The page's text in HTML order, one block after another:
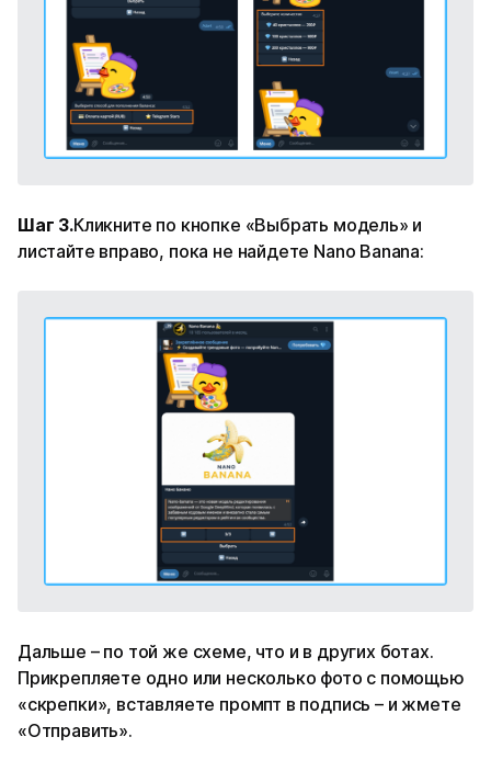
Шаг 3.Кликните по кнопке «Выбрать модель» и
листайте вправо, пока не найдете Nano Banana:
Дальше – по той же схеме, что и в других ботах.
Прикрепляете одно или несколько фото с помощью
«скрепки», вставляете промпт в подпись – и жмете
«Отправить».